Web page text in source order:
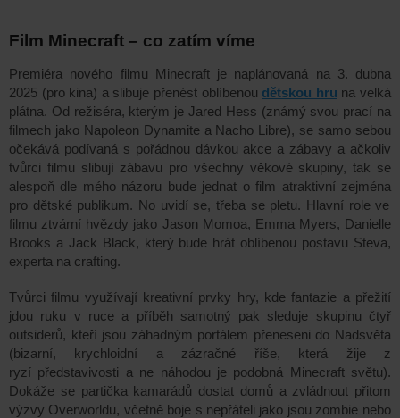
Film Minecraft – co zatím víme
Premiéra nového filmu Minecraftje naplánovaná na 3. dubna
2025 (pro kina) a slibuje přenést oblíbenou dětskou hru na velká
plátna. Od režiséra, kterým je Jared Hess (známý svou prací na
filmech jako Napoleon Dynamitea Nacho Libre), se samo sebou
očekává podívaná s pořádnou dávkou akce a zábavy a ačkoliv
tvůrci filmu slibují zábavu pro všechny věkové skupiny,tak se
al espoň dle mého názoru bude jednat ofilm atraktivní zejména
pro dětské publikum. No uvidí se, třeba se pletu. Hlavní role ve
filmu ztvární hvězdy jako Jason Momoa, Emma Myers, Danielle
Brooks a Jack Black, který bude hrát oblíbenou postavu Steva,
experta na crafting.
Tvůrci filmu využívají kreativní prvky hry, kde fantazie a přežití
jdou ruku v ruce​ a příběh samotný pak sleduje skupinu čtyř
outsiderů, kteří jsou záhadným portálem přeneseni do Nadsvěta
(bizarní, krychloidní a zázračné říše, která žije z
ryzí představivosti a ne náhodou je podobná Minecraft světu).
Dokáže se partička kamarádů dostat domů a zvládnout přitom
výzvy Overworldu, včetně boje s nepřáteli jako jsou zombie nebo